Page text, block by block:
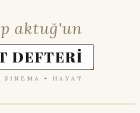
aktuğ'un
DEFTERİ
SINEMA • HAYAT